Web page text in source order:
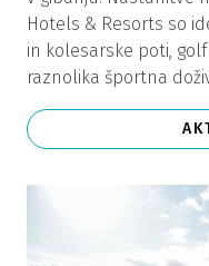
Hotels & Resorts so
in kolesarske poti,
raznolika športna